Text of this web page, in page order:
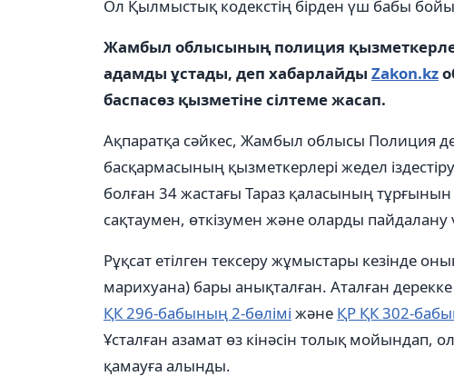
Ол Қылмыстық кодекстің бірден үш бабы
Жамбыл облысының полиция
адамды ұстады, деп хабарлайды Zakon.kz
баспасөз қызметіне сілтеме жасап.
Ақпаратқа сәйкес, Жамбыл облысы Полиция
басқармасының қызметкерлері жедел
болған 34 жастағы Тараз қаласының
сақтаумен, өткізумен және оларды
Рұқсат етілген тексеру жұмыстары кезінде
марихуана) бары анықталған. Аталған
ҚК 296-бабының 2-бөлімі және ҚР ҚК 302-
Ұсталған азамат өз кінәсін толық мойындап,
қамауға алынды.